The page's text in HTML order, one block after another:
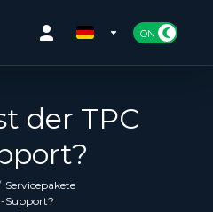
der TPC
Servicepakete
Support?